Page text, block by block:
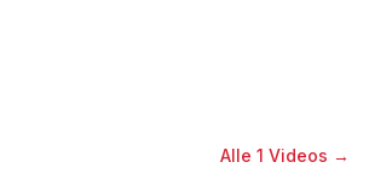
Alle 1 Videos →